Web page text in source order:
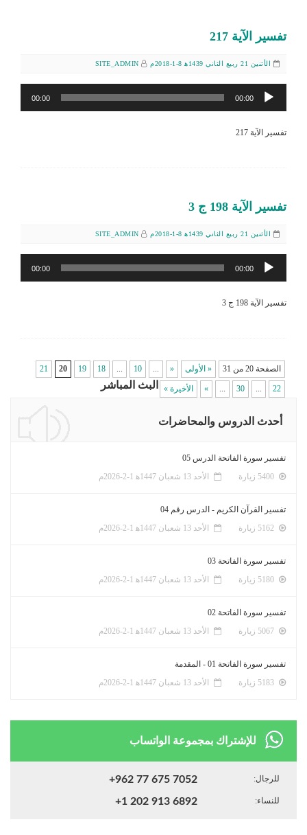
تفسير الآية 217
الأثنين 21 ربيع الثاني 1439ﻫ 8-1-2018م SITE_ADMIN
مشغل
الصوت
00:00
00:00
تفسير الآية 217
تفسير الآية 198 ج 3
الأثنين 21 ربيع الثاني 1439ﻫ 8-1-2018م SITE_ADMIN
مشغل
الصوت
00:00
00:00
تفسير الآية 198 ج 3
الصفحة 20 من 31 « الأولى «
10
18
19
20
21
22
30
» الأخيرة » البث المباشر
أحدث الدروس والمحاضرات
تفسير سورة الفاتحة الدرس 05
الأحد 13 شعبان 1447ﻫ 1-2-2026م
تفسير القرآن الكريم - الدرس رقم 04
الأحد 13 شعبان 1447ﻫ 1-2-2026م
تفسير سورة الفاتحة 03
الأحد 13 شعبان 1447ﻫ 1-2-2026م
تفسير سورة الفاتحة 02
الأحد 13 شعبان 1447ﻫ 1-2-2026م
تفسير سورة الفاتحة 01 - المقدمة
الأحد 13 شعبان 1447ﻫ 1-2-2026م
للإشتراك بمجموعة الواتساب
للرجال: +962 77 675 7052
للنساء: +1 202 913 6892